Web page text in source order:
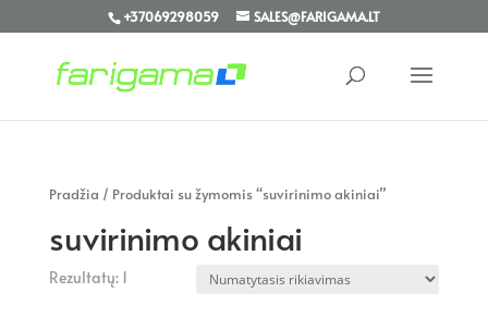
+37069298059 SALES@FARIGAMA.LT
Pradžia / Produktai su žymomis “suvirinimo akiniai”
suvirinimo akiniai
Rezultatų: 1